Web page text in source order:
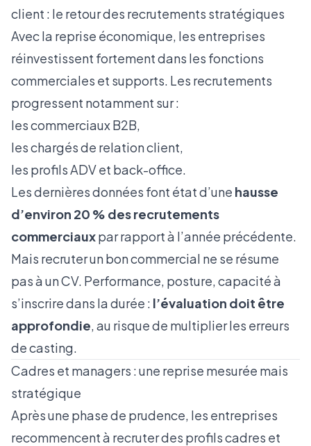
client : le retour des recrutements stratégiques
Avec la reprise économique, les entreprises
réinvestissent fortement dans les fonctions
commerciales et supports. Les recrutements
progressent notamment sur :
les commerciaux B2B,
les chargés de relation client,
les profils ADV et back-office.
Les dernières données font état d’une hausse
d’environ 20 % des recrutements
commerciauxpar rapport à l’année précédente.
Mais recruter un bon commercial ne se résume
pas à un CV. Performance, posture, capacité à
s’inscrire dans la durée : l’évaluation doit être
approfondie, au risque de multiplier les erreurs
de casting.
Cadres et managers : une reprise mesurée mais
stratégique
Après une phase de prudence, les entreprises
recommencent à recruter des profils cadres et